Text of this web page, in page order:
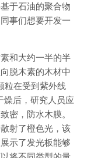
于石油的聚合物
事们想要开发一
和大约一半的半
脱木素的木材中
粒在受到紫外线
燥后，研究人员应
密，防水木膜。
射了橙色光，该
示了发光板能够